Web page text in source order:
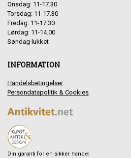
Onsdag: 11-17.30
Torsdag: 11-17.30
Fredag: 11-17.30
Lørdag: 11-14.00
Søndag lukket
INFORMATION
Handelsbetingelser
Persondatapolitik & Cookies
Din garanti for en sikker handel